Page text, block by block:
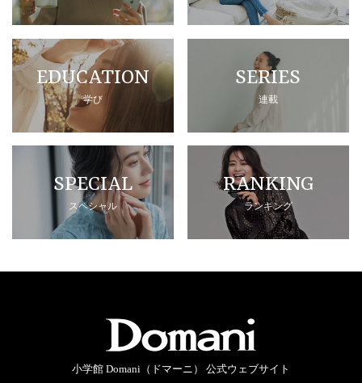
EDUCATION
学び
SERIES
連載
SPECIAL
スペシャル
RANKING
ランキング
小学館 Domani（ドマーニ） 公式ウェブサイト